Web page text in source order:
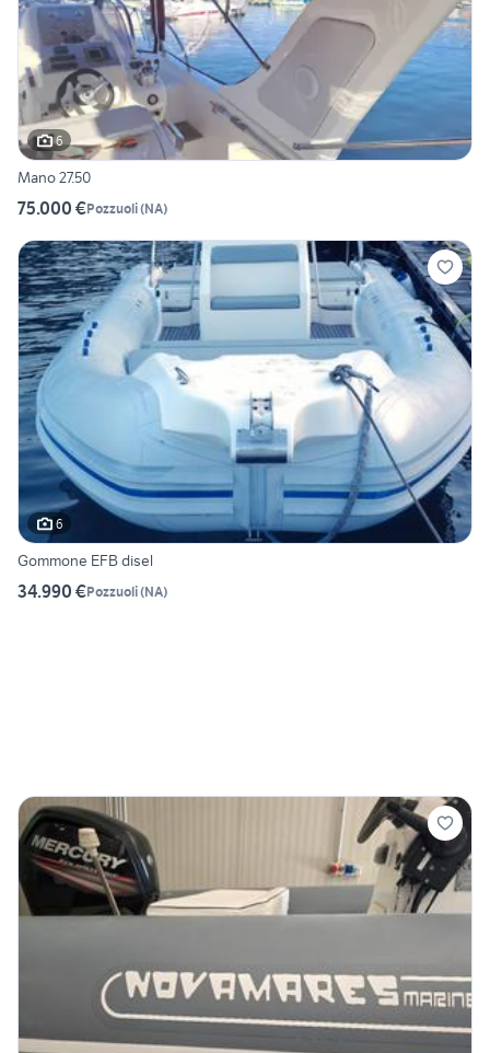
6
Mano 27.50
75.000 €Pozzuoli(NA)
6
Gommone EFB disel
34.990 €Pozzuoli(NA)